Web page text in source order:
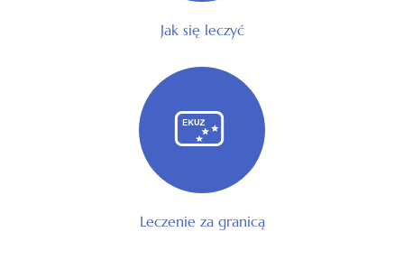
Jak się leczyć
Leczenie za granicą